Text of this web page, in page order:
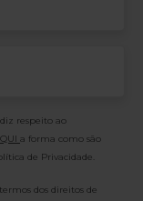
respeito ao
a forma como são
de Privacidade.
dos direitos de